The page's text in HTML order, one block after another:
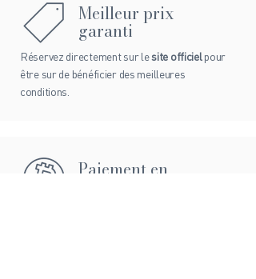
Meilleur prix
garanti
Réservez directement surlesite officielpour
être sur de bénéficier des meilleures
conditions.
Paiement en